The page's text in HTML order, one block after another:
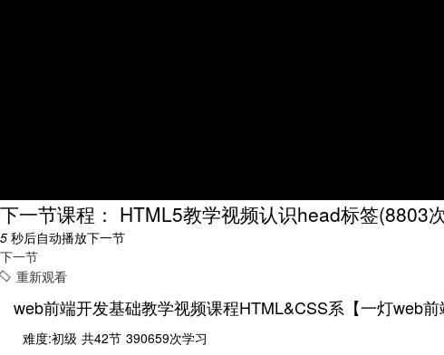
下一节课程： HTML5教学视频认识head标签(8803
5 秒后自动播放下一节
下一节
重新观看
web前端开发基础教学视频课程HTML&CSS系【一灯web前
难度:初级 共42节 390659次学习